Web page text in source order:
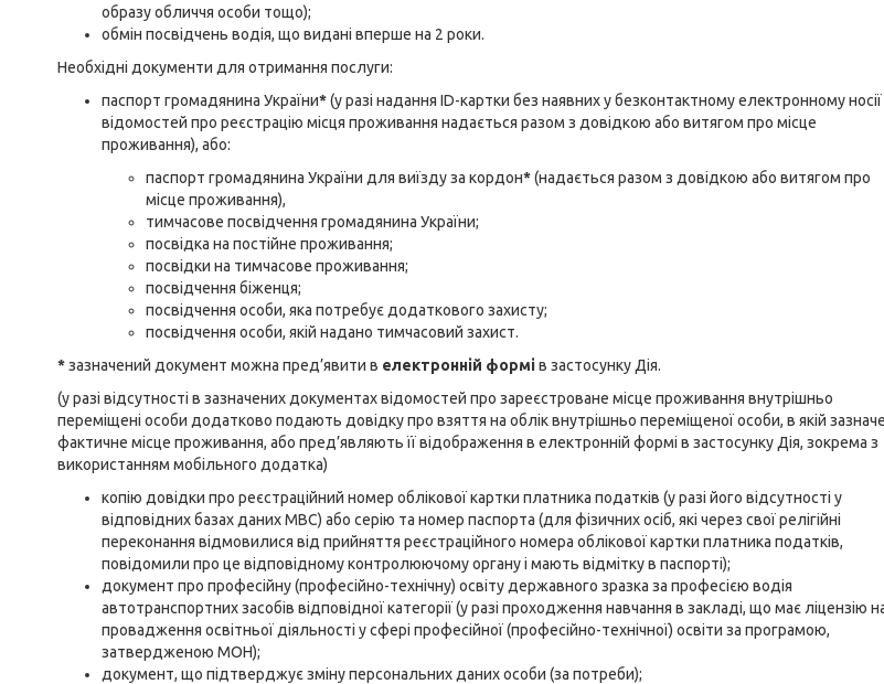
образу обличчя особи тощо);
обмін посвідчень водія, що видані вперше на 2 роки.
Необхідні документи для отримання послуги:
паспорт громадянина України*(у разі надання ID-картки без наявних у безконтактному електронному носії
відомостей про реєстрацію місця проживання надається разом з довідкою або витягом про місце
проживання), або:
паспорт громадянина України для виїзду за кордон*(надається разом з довідкою або витягом про
місце проживання),
тимчасове посвідчення громадянина України;
посвідка на постійне проживання;
посвідки на тимчасове проживання;
посвідчення біженця;
посвідчення особи, яка потребує додаткового захисту;
посвідчення особи, якій надано тимчасовий захист.
*зазначений документ можна пред’явити в електронній формів застосунку Дія.
(у разі відсутності в зазначених документах відомостей про зареєстроване місце проживання внутрішньо
переміщені особи додатково подають довідку про взяття на облік внутрішньо переміщеної особи, в якій
фактичне місце проживання, або пред’являють її відображення в електронній формі в застосунку Дія, зокрема з
використанням мобільного додатка)
копію довідки про реєстраційний номер облікової картки платника податків (у разі його відсутності у
відповідних базах даних МВС) або серію та номер паспорта (для фізичних осіб, які через свої релігійні
переконання відмовилися від прийняття реєстраційного номера облікової картки платника податків,
повідомили про це відповідному контролюючому органу і мають відмітку в паспорті);
документ про професійну (професійно-технічну) освіту державного зразка за професією водія
автотранспортних засобів відповідної категорії (у разі проходження навчання в закладі, що має ліцензію
провадження освітньої діяльності у сфері професійної (професійно-технічної) освіти за програмою,
затвердженою МОН);
документ, що підтверджує зміну персональних даних особи (за потреби);